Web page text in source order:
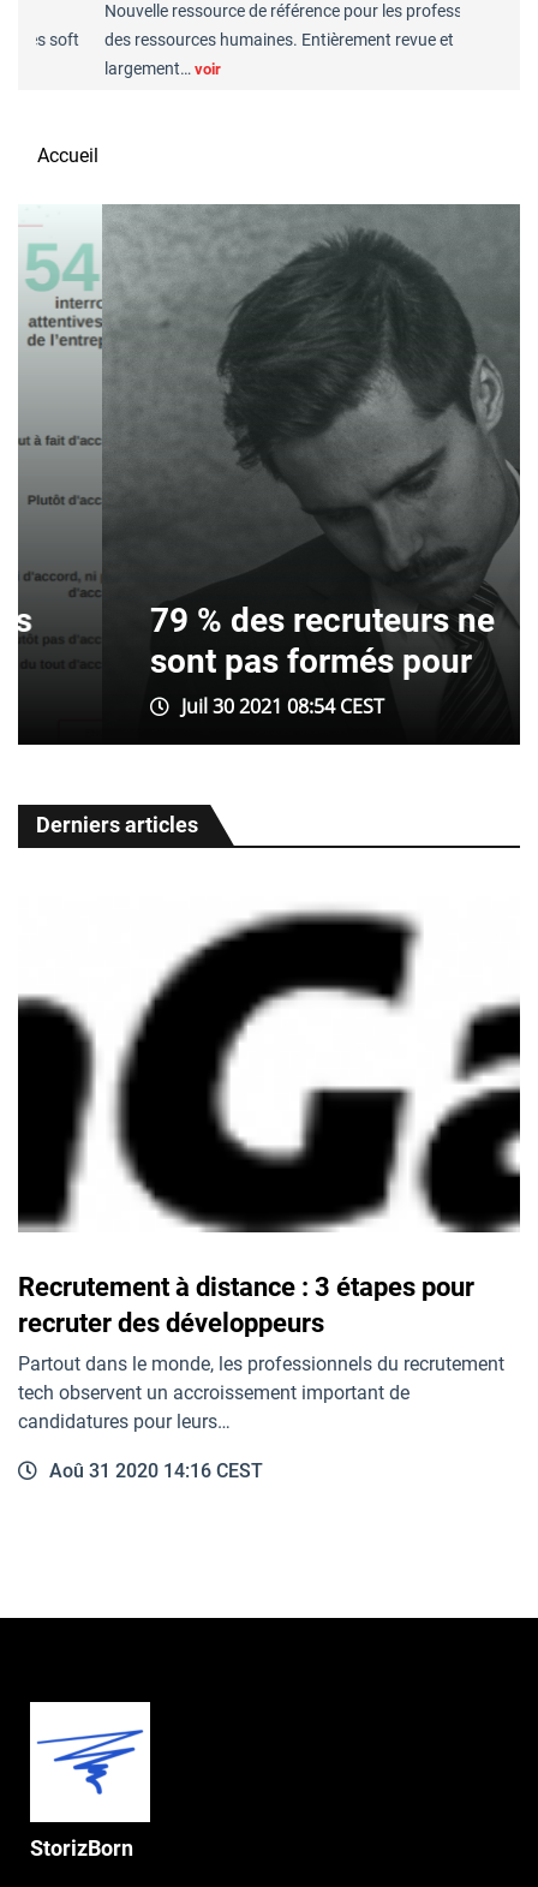
soft
Nouvelle ressource de référence pour les professionnels
des ressources humaines. Entièrement revue et
largement…voir
Accueil
79 % des recruteurs ne
sont pas formés pour
Juil 30 2021 08:54 CEST
Derniers articles
Recrutement à distance : 3 étapes pour
recruter des développeurs
Partout dans le monde, les professionnels du recrutement
tech observent un accroissement important de
candidatures pour leurs…
Aoû 31 2020 14:16 CEST
StorizBorn